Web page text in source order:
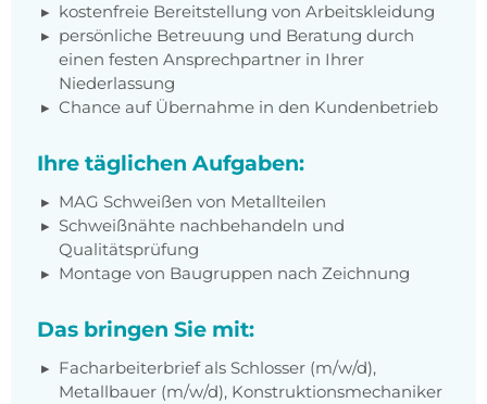
kostenfreie Bereitstellung von Arbeitskleidung
persönliche Betreuung und Beratung durch
einen festen Ansprechpartner in Ihrer
Niederlassung
Chance auf Übernahme in den Kundenbetrieb
Ihre täglichen Aufgaben:
MAG Schweißen von Metallteilen
Schweißnähte nachbehandeln und
Qualitätsprüfung
Montage von Baugruppen nach Zeichnung
Das bringen Sie mit:
Facharbeiterbrief als Schlosser (m/w/d),
Metallbauer (m/w/d), Konstruktionsmechaniker